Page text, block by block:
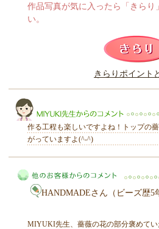
このレビューは参考になりましたか？
作品写真が気に入ったら「きらり
い。
きらりポイント
MIYUKI先生からのコメント
作る工程も楽しいですよね！トップの
がっていますよ(^-^)
HANDMADEさん（ビーズ歴5
MIYUKI先生、薔薇の花の部分褒めて